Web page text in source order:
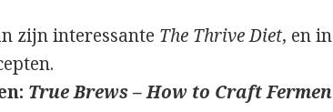
zijn interessante The Thrive Diet, en
True Brews – How to Craft